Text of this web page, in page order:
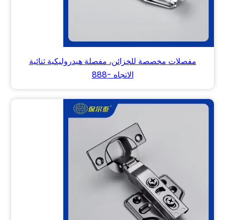
مفصلات مخصصة للخزائن، مفصلة هيدروليكية ثنائية
الاتجاه -888